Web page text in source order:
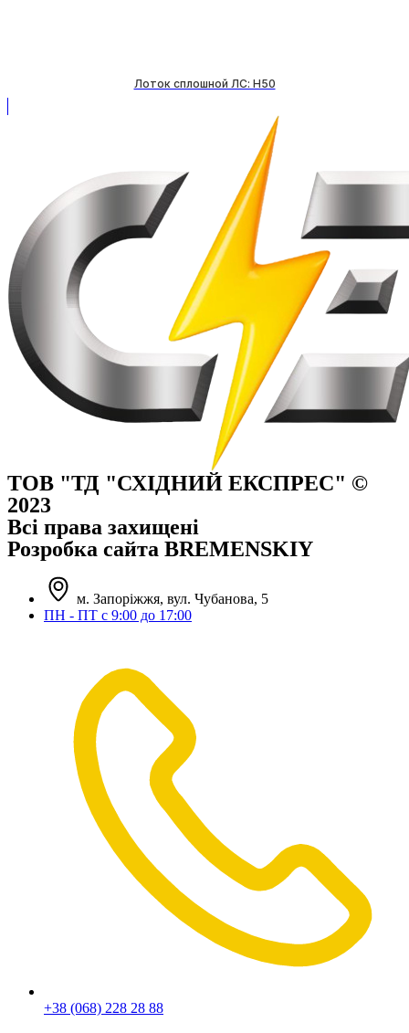
Лоток сплошной ЛС: H50
ТОВ "ТД "СХІДНИЙ ЕКСПРЕС" ©
2023
Всі права захищені
Розробка сайта BREMENSKIY
м. Запоріжжя, вул. Чубанова, 5
ПН - ПТ с 9:00 до 17:00
+38 (068) 228 28 88